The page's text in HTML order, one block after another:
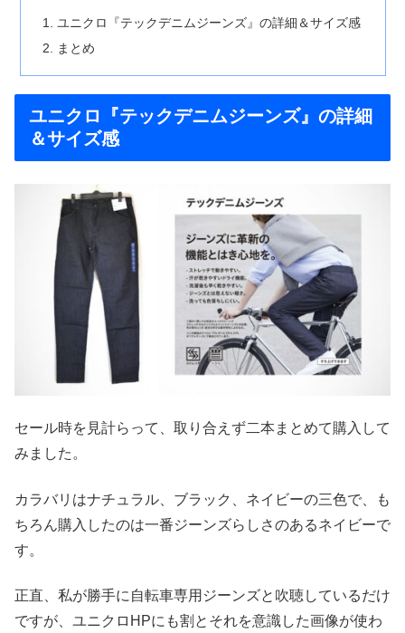
ユニクロ『テックデニムジーンズ』の詳細＆サイズ感
まとめ
ユニクロ『テックデニムジーンズ』の詳細
＆サイズ感
セール時を見計らって、取り合えず二本まとめて購入して
みました。
カラバリはナチュラル、ブラック、ネイビーの三色で、も
ちろん購入したのは一番ジーンズらしさのあるネイビーで
す。
正直、私が勝手に自転車専用ジーンズと吹聴しているだけ
ですが、ユニクロHPにも割とそれを意識した画像が使わ